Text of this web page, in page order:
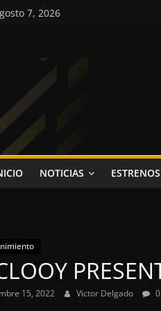
7, 2026
NOTICIAS ESTRENOS
15, 2022 Victor Delgado